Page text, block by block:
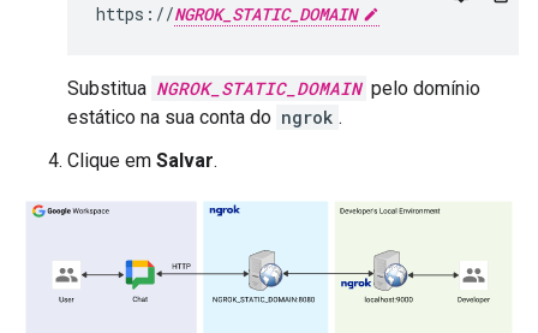
https://NGROK_STATIC_DOMAIN
Substitua NGROK_STATIC_DOMAIN pelo domínio
estático na sua conta do ngrok .
Clique em Salvar.